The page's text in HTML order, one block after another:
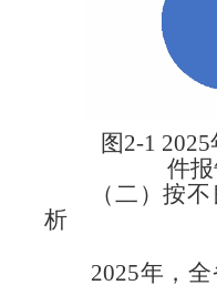
图2-1
件
（二）按
析
2025年，